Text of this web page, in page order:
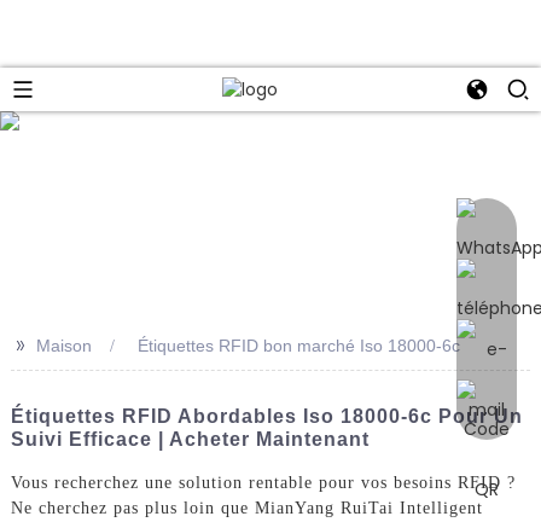
>> Maison Étiquettes RFID bon marché Iso 18000-6c
Étiquettes RFID Abordables Iso 18000-6c Pour Un
Suivi Efficace | Acheter Maintenant
Vous recherchez une solution rentable pour vos besoins RFID ?
Ne cherchez pas plus loin que MianYang RuiTai Intelligent